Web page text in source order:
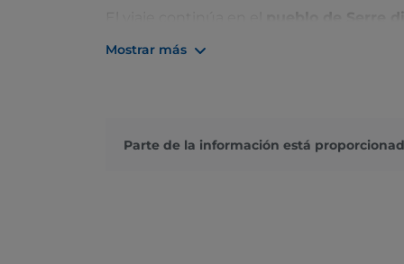
pueblo de Serre
economía de la zona, y que se asoma a
visitantes una experiencia única que
Mostrar más
Parte de la información está